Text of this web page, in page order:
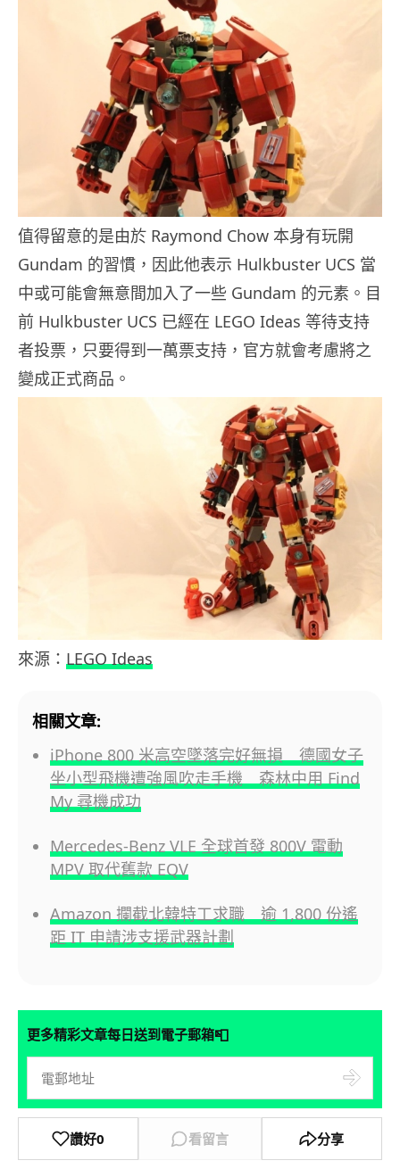
值得留意的是由於 Raymond Chow 本身有玩開
Gundam 的習慣，因此他表示 Hulkbuster UCS 當
中或可能會無意間加入了一些 Gundam 的元素。目
前 Hulkbuster UCS 已經在 LEGO Ideas 等待支持
者投票，只要得到一萬票支持，官方就會考慮將之
變成正式商品。
來源： LEGO Ideas
相關文章:
iPhone 800 米高空墜落完好無損 德國女子
坐小型飛機遭強風吹走手機 森林中用 Find
My 尋機成功
Mercedes-Benz VLE 全球首發 800V 電動
MPV 取代舊款 EQV
Amazon 攔截北韓特工求職 逾 1,800 份遙
距 IT 申請涉支援武器計劃
更多精彩文章每日送到電子郵箱📮
讚好0 看留言 分享